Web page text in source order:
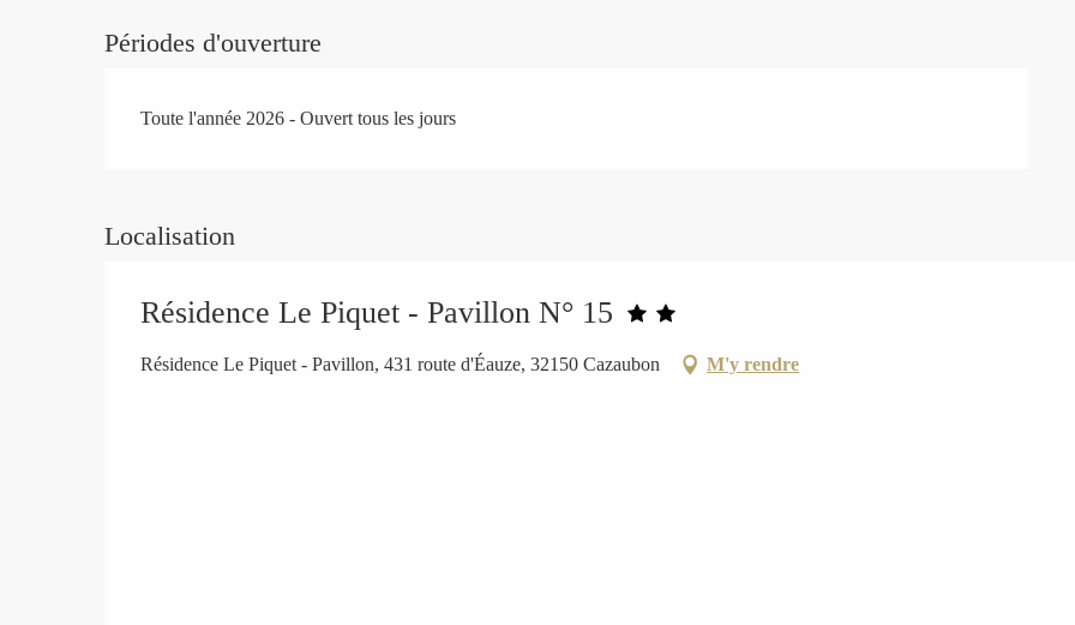
Périodes d'ouverture
Toute l'année 2026 - Ouvert tous les jours
Localisation
Résidence Le Piquet - Pavillon N° 15
Résidence Le Piquet - Pavillon, 431 route d'Éauze, 32150 Cazaubon M'y rendre